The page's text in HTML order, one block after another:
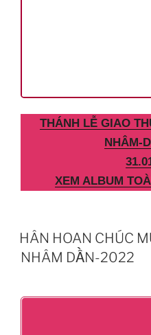
THÁNH LỄ GIAO
NHÂM-
XEM ALBUM
HÂN HOAN CHÚC
NHÂM DẦN-2022